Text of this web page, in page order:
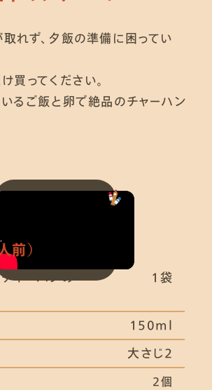
れず、夕飯の準備に困ってい
買ってください。
るご飯と卵で絶品のチャーハン
前）
ャーハンの
1袋
150ml
大さじ２
2個